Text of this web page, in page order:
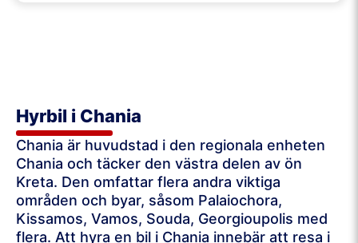
Hyrbil i Chania
Chania är huvudstad i den regionala enheten
Chania och täcker den västra delen av ön
Kreta. Den omfattar flera andra viktiga
områden och byar, såsom Palaiochora,
Kissamos, Vamos, Souda, Georgioupolis med
flera. Att hyra en bil i Chania innebär att resa i